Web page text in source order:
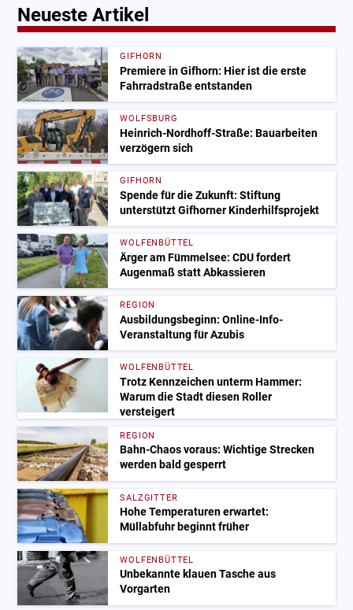
Neueste Artikel
GIFHORN
Premiere in Gifhorn: Hier ist die erste
Fahrradstraße entstanden
WOLFSBURG
Heinrich-Nordhoff-Straße: Bauarbeiten
verzögern sich
GIFHORN
Spende für die Zukunft: Stiftung
unterstützt Gifhorner Kinderhilfsprojekt
WOLFENBÜTTEL
Ärger am Fümmelsee: CDU fordert
Augenmaß statt Abkassieren
REGION
Ausbildungsbeginn: Online-Info-
Veranstaltung für Azubis
WOLFENBÜTTEL
Trotz Kennzeichen unterm Hammer:
Warum die Stadt diesen Roller
versteigert
REGION
Bahn-Chaos voraus: Wichtige Strecken
werden bald gesperrt
SALZGITTER
Hohe Temperaturen erwartet:
Müllabfuhr beginnt früher
WOLFENBÜTTEL
Unbekannte klauen Tasche aus
Vorgarten